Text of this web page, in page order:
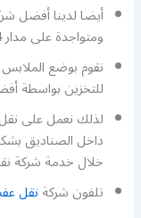
أيضا لدينا أفضل
ومتواجدة على مدار 24 ساعة يوميا
نقوم بوضع
للتخزين بواسطة
لذلك نعمل على نقل
داخل الصناديق
خلال خدمة شركة
تلفون شركةنقل